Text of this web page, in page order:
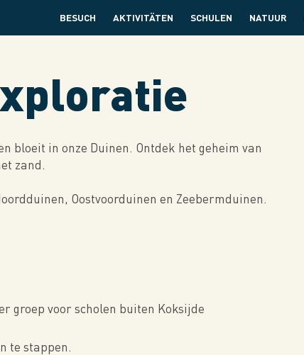
BESUCH AKTIVITÄTEN SCHULEN NATUUR
bloeit in onze Duinen. Ontdek het geheim van
zand.
Oostvoorduinen en Zeebermduinen.
groep voor scholen buiten Koksijde
te stappen.